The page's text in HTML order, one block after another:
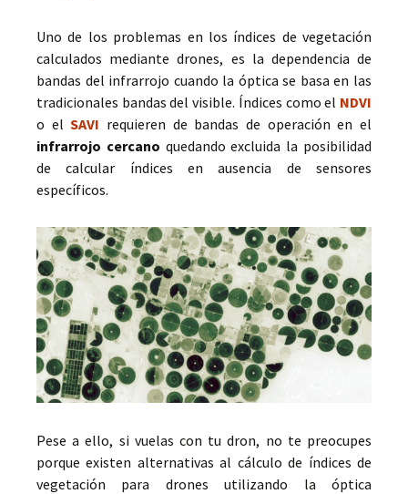
Uno de los problemas en los índices de vegetación
calculados mediante drones, es la dependencia de
bandas del infrarrojo cuando la óptica se basa en las
tradicionales bandas del visible. Índices como el NDVI
o elSAVI requieren de bandas de operación en el
infrarrojo cercano quedando excluida la posibilidad
de calcular índices en ausencia de sensores
específicos.
Pese a ello, si vuelas con tu dron, no te preocupes
porque existen alternativas al cálculo de índices de
vegetación para drones utilizando la óptica